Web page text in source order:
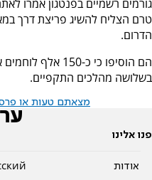
גורמים רשמיים בפנטגון אמרו
טרם הצליח להשיג פריצת דרך
הדרום.
הם הוסיפו כי כ-
בשלושה מהלכים התקפיים.
מצאתם טעות או
פנו אלינו
אודות